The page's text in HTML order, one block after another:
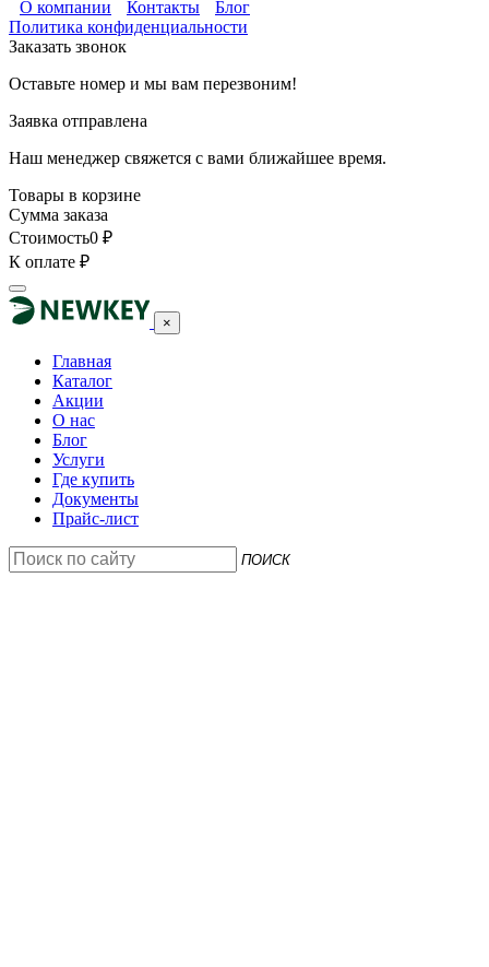
О компании Контакты
Блог
Политика конфиденциальности
Заказать звонок
Оставьте номер и мы вам перезвоним!
Заявка отправлена
Наш менеджер свяжется с вами ближайшее время.
Товары в корзине
Сумма заказа
Стоимость0 ₽
К оплате ₽
×
Главная
Каталог
Акции
О нас
Блог
Услуги
Где купить
Документы
Прайс-лист
ПОИСК